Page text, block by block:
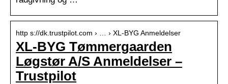
http s://dk.trustpilot.com › … › XL-BYG Anmeldelser
XL-BYG Tømmergaarden
Løgstør A/S Anmeldelser –
Trustpilot